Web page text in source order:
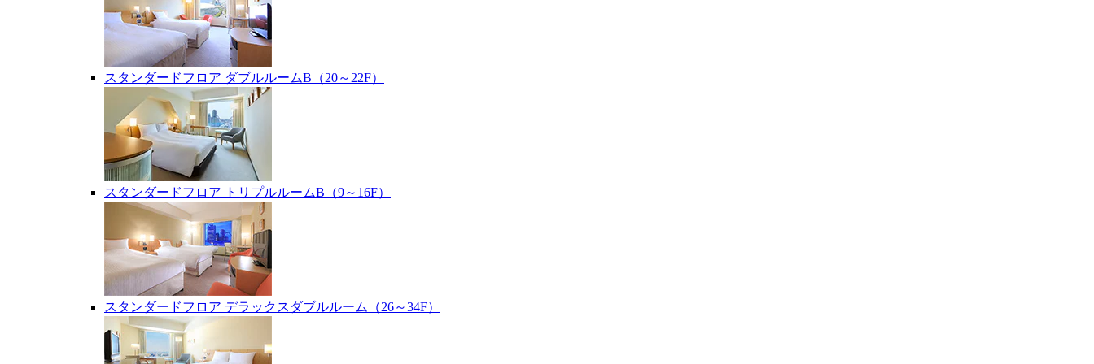
スタンダードフロア ダブルルームB（20～22F）
スタンダードフロア トリプルルームB（9～16F）
スタンダードフロア デラックスダブルルーム（26～34F）